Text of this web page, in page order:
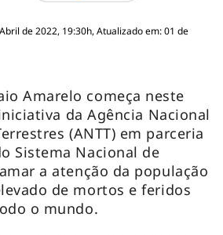
de 2022, 19:30h, Atualizado em: 01 de
Amarelo começa neste
da Agência Nacional
(ANTT) em parceria
Sistema Nacional de
a atenção da população
de mortos e feridos
o mundo.